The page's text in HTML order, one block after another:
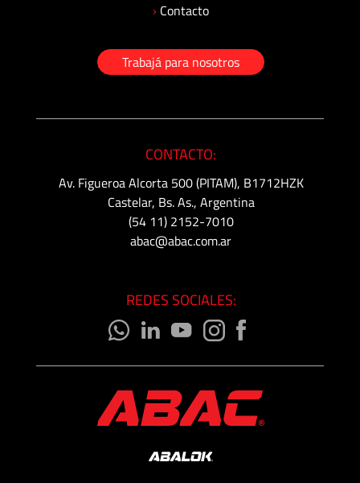
› Contacto
Trabajá para nosotros
CONTACTO:
Av. Figueroa Alcorta 500 (PITAM), B1712HZK
Castelar, Bs. As., Argentina
(54 11) 2152-7010
abac@abac.com.ar
REDES SOCIALES: